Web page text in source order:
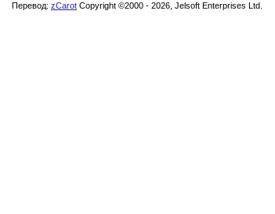
Перевод: zCarot Copyright ©2000 - 2026, Jelsoft Enterprises Ltd.